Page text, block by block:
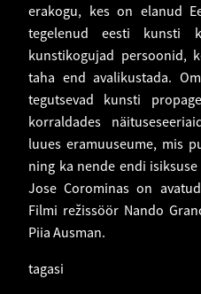
erakogu, kes on elanud
tegelenud eesti kunsti
kunstikogujad persoonid,
taha end avalikustada.
tegutsevad kunsti
korraldades
luues eramuuseume, mis
ning ka nende endi
Jose Corominas on
Filmi režissöör Nando
Piia Ausman.
tagasi